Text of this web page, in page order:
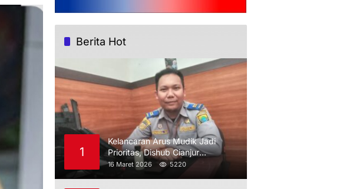
Berita Hot
1
Kelancaran Arus Mudik Jadi
Prioritas, Dishub Cianjur
Maksimalkan Pengawasan
16 Maret 2026 5220